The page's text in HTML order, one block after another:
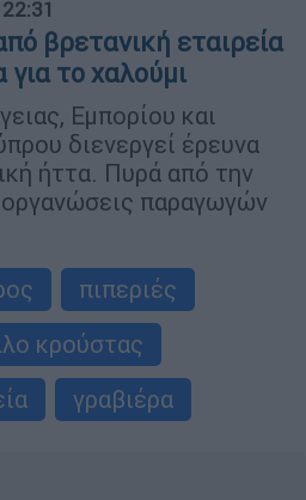
βρετανική εταιρεία
το χαλούμι
Εμπορίου και
διενεργεί έρευνα
ήττα. Πυρά από την
οργανώσεις παραγωγών
πιπεριές
κρούστας
γραβιέρα